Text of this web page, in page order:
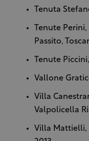
Tenuta
Tenute
Passito,
Tenute
Vallone
Villa
Valpolicella
Villa Mattielli,